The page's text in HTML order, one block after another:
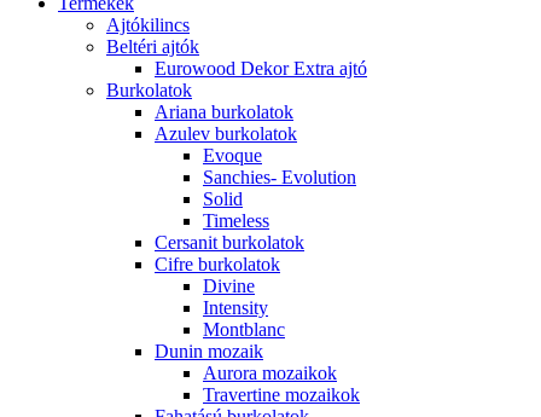
Ajtókilincs
Beltéri ajtók
Eurowood Dekor Extra ajtó
Burkolatok
Ariana burkolatok
Azulev burkolatok
Evoque
Sanchies- Evolution
Solid
Timeless
Cersanit burkolatok
Cifre burkolatok
Divine
Intensity
Montblanc
Dunin mozaik
Aurora mozaikok
Travertine mozaikok